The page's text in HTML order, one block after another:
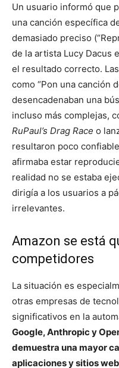
Un usuario informó que
una canción específica
demasiado preciso
de la artista Lucy Dacus
el resultado correcto.
como “Pon una canción
desencadenaban una
incluso más complejas,
RuPaul’s Drag Race o
resultaron poco
afirmaba estar
realidad no se estaba
dirigía a los usuarios a
irrelevantes.
Amazon se está
competidores
La situación es
otras empresas de
significativos en la
Google, Anthropic y
demuestra una mayor
aplicaciones y sitios